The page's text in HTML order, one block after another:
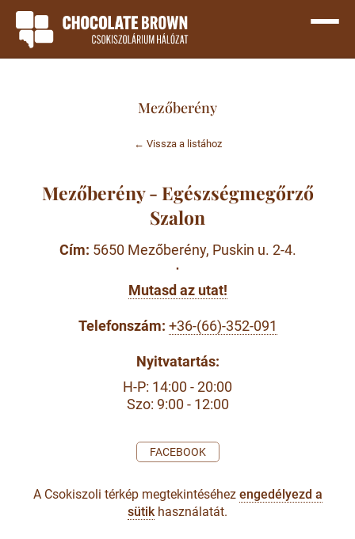
Mezőberény
← Vissza a listához
Mezőberény - Egészségmegőrző
Szalon
Cím: 5650 Mezőberény, Puskin u. 2-4.
·
Mutasd az utat!
Telefonszám: +36-(66)-352-091
Nyitvatartás:
H-P: 14:00 - 20:00
Szo: 9:00 - 12:00
FACEBOOK
A Csokiszoli térkép megtekintéséhez engedélyezd a
sütikhasználatát.